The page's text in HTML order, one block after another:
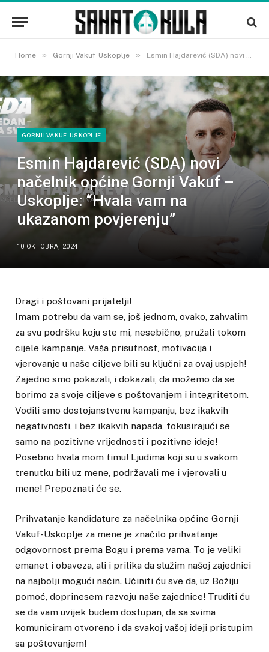
Home » Gornji Vakuf-Uskoplje » Esmin Hajdarević (SDA) novi načelnik općine Gornji Vakuf – Uskoplje: “Hvala vam na ukazanom povjerenju”
GORNJI VAKUF-USKOPLJE
Esmin Hajdarević (SDA) novi
načelnik općine Gornji Vakuf –
Uskoplje: “Hvala vam na
ukazanom povjerenju”
10 OKTOBRA, 2024
Dragi i poštovani prijatelji!
Imam potrebu da vam se, još jednom, ovako, zahvalim
za svu podršku koju ste mi, nesebično, pružali tokom
cijele kampanje. Vaša prisutnost, motivacija i
vjerovanje u naše ciljeve bili su ključni za ovaj uspjeh!
Zajedno smo pokazali, i dokazali, da možemo da se
borimo za svoje ciljeve s poštovanjem i integritetom.
Vodili smo dostojanstvenu kampanju, bez ikakvih
negativnosti, i bez ikakvih napada, fokusirajući se
samo na pozitivne vrijednosti i pozitivne ideje!
Posebno hvala mom timu! Ljudima koji su u svakom
trenutku bili uz mene, podržavali me i vjerovali u
mene! Prepoznati će se.
Prihvatanje kandidature za načelnika općine Gornji
Vakuf-Uskoplje za mene je značilo prihvatanje
odgovornost prema Bogu i prema vama. To je veliki
emanet i obaveza, ali i prilika da služim našoj zajednici
na najbolji mogući način. Učiniti ću sve da, uz Božiju
pomoć, doprinesem razvoju naše zajednice! Truditi ću
se da vam uvijek budem dostupan, da sa svima
komuniciram otvoreno i da svakoj vašoj ideji pristupim
sa poštovanjem!